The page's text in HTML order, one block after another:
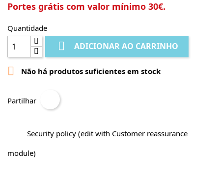
Portes grátis com valor mínimo 30€.
Quantidade
 ADICIONAR AO CARRINHO
 Não há produtos suficientes em stock
Partilhar
Security policy (edit with Customer reassurance
module)